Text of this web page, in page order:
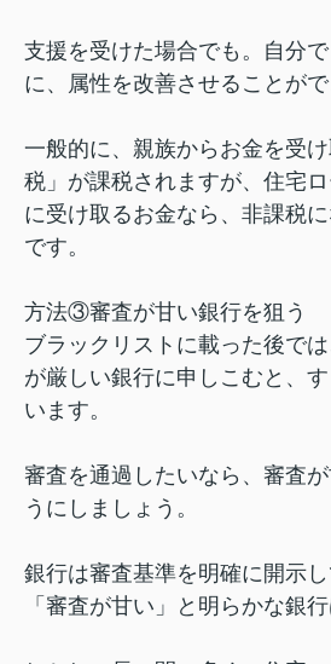
支援を受けた場合でも。自分
に、属性を改善させることがで
一般的に、親族からお金を受
税」が課税されますが、住宅
に受け取るお金なら、非課税
です。
方法③審査が甘い銀行を狙う
ブラックリストに載った後で
が厳しい銀行に申しこむと、
います。
審査を通過したいなら、審査
うにしましょう。
銀行は審査基準を明確に開示し
「審査が甘い」と明らかな銀